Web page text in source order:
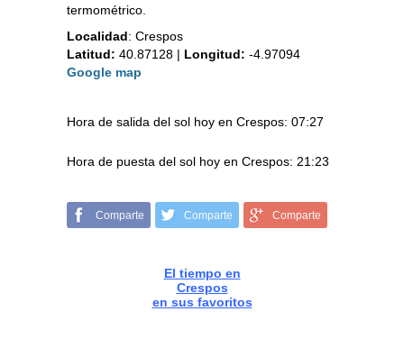
termométrico.
Localidad: Crespos
Latitud: 40.87128 | Longitud: -4.97094
Google map
Hora de salida del sol hoy en Crespos: 07:27
Hora de puesta del sol hoy en Crespos: 21:23
Comparte Comparte Comparte
El tiempo en
Crespos
en sus favoritos